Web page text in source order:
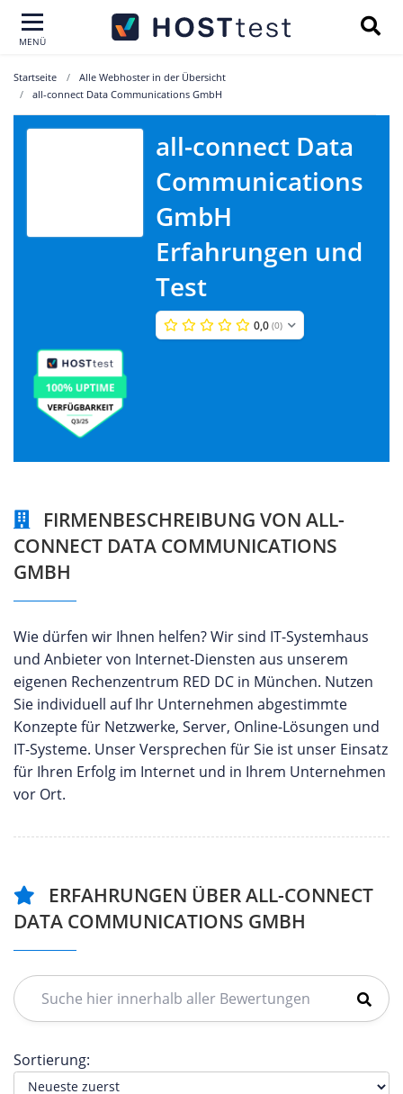
MENÜ
Startseite
Alle Webhoster in der Übersicht
all-connect Data Communications GmbH
all-connect Data
Communications
GmbH
Erfahrungen und
Test
0,0 (0)
FIRMENBESCHREIBUNG VON ALL-
CONNECT DATA COMMUNICATIONS
GMBH
Wie dürfen wir Ihnen helfen? Wir sind IT-Systemhaus
und Anbieter von Internet-Diensten aus unserem
eigenen Rechenzentrum RED DC in München. Nutzen
Sie individuell auf Ihr Unternehmen abgestimmte
Konzepte für Netzwerke, Server, Online-Lösungen und
IT-Systeme. Unser Versprechen für Sie ist unser Einsatz
für Ihren Erfolg im Internet und in Ihrem Unternehmen
vor Ort.
ERFAHRUNGEN ÜBER ALL-CONNECT
DATA COMMUNICATIONS GMBH
Sortierung: